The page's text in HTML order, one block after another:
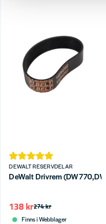
DEWALT RESERVDELAR
DeWalt Drivrem
274 kr
138 kr
Finns i Webblager